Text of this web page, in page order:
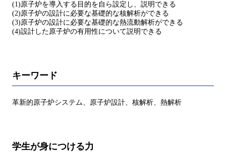
(1)原子炉を導入する目的を自ら設定し、説明できる
(2)原子炉の設計に必要な基礎的な核解析ができる
(3)原子炉の設計に必要な基礎的な熱流動解析ができる
(4)設計した原子炉の有用性について説明できる
キーワード
革新的原子炉システム、原子炉設計、核解析、熱解析
学生が身につける力